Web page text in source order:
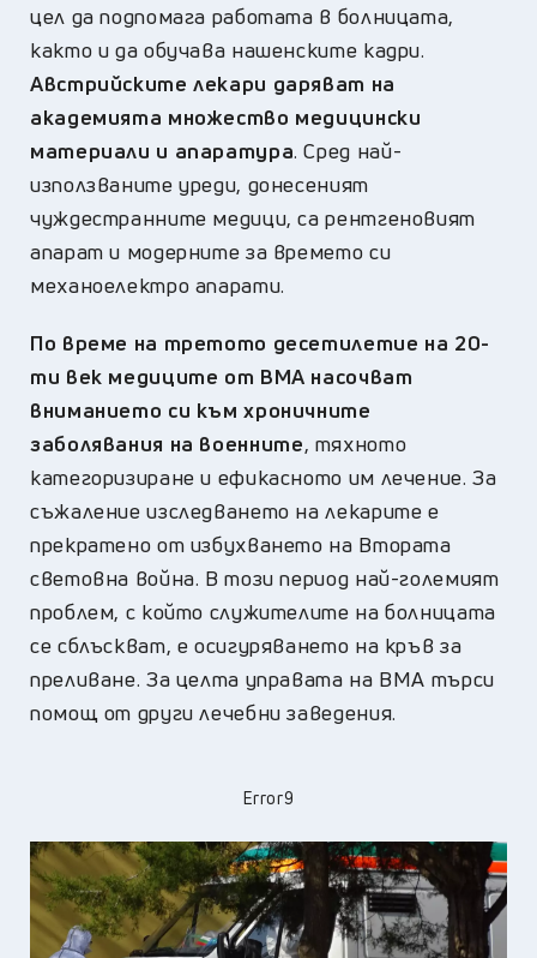
цел да подпомага работата в болницата,
както и да обучава нашенските кадри.
Австрийските лекари даряват на
академията множество медицински
материали и апаратура. Сред най-
използваните уреди, донесеният
чуждестранните медици, са рентгеновият
апарат и модерните за времето си
механоелектро апарати.
По време на третото десетилетие на 20-
ти век медиците от ВМА насочват
вниманието си към хроничните
заболявания на военните, тяхното
категоризиране и ефикасното им лечение. За
съжаление изследването на лекарите е
прекратено от избухването на Втората
световна война. В този период най-големият
проблем, с който служителите на болницата
се сблъскват, е осигуряването на кръв за
преливане. За целта управата на ВМА търси
помощ от други лечебни заведения.
Error9